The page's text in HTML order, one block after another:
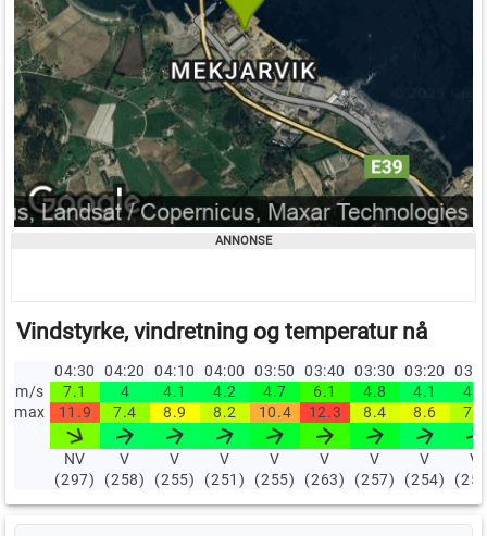
Vindstyrke, vindretning og temperatur nå
04:30 04:20 04:10 04:00 03:50 03:40 03:30 03:20
m/s
7.1 4 4.1 4.2 4.7 6.1 4.8 4.1
4.2
max
11.9 7.4 8.9 8.2 10.4 12.3 8.4 8.6 7.9
NV
(297)
V
(258)
V
(255)
V
(251)
V
(255)
V
(263)
V
(257)
V
(254)
V